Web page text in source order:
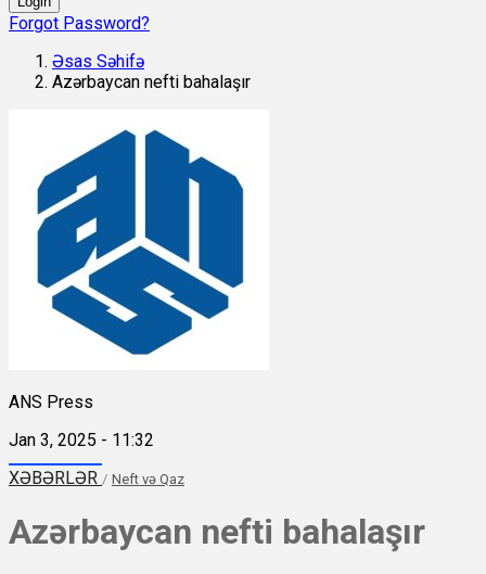
Forgot Password?
Əsas Səhifə
Azərbaycan nefti bahalaşır
ANS Press
Jan 3, 2025 - 11:32
XƏBƏRLƏR / Neft və Qaz
Azərbaycan nefti bahalaşır